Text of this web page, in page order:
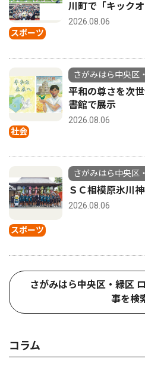
スポーツ
川町で「キックオ
2026.08.06
社会
さがみはら中央区
平和の尊さを次
書館で展示
2026.08.06
スポーツ
さがみはら中央区
ＳＣ相模原氷川
2026.08.06
さがみはら中央区・緑区
事を検
コラム